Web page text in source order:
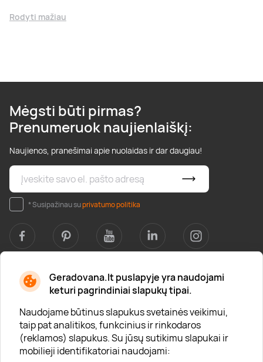
Geradovana.lt puslapyje yra naudojami
keturi pagrindiniai slapukų tipai.
Naudojame būtinus slapukus svetainės veikimui,
taip pat analitikos, funkcinius ir rinkodaros
(reklamos) slapukus. Su jūsų sutikimu slapukai ir
mobilieji identifikatoriai naudojami:
Rodyti mažiau
Mėgsti būti pirmas?
Prenumeruok naujienlaiškį:
Naujienos, pranešimai apie nuolaidas ir dar daugiau!
* Susipažinau suprivatumo politika
Apie mus
Apie „Gera Dovana“
Lojalumo klubas
Karjera